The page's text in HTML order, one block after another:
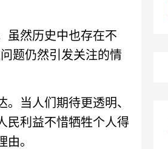
然历史中也存在不
题仍然引发关注的情
当人们期待更透明、
民利益不惜牺牲个人得
。